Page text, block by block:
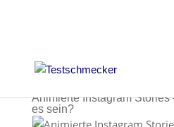
Animierte Instagram
es sein?